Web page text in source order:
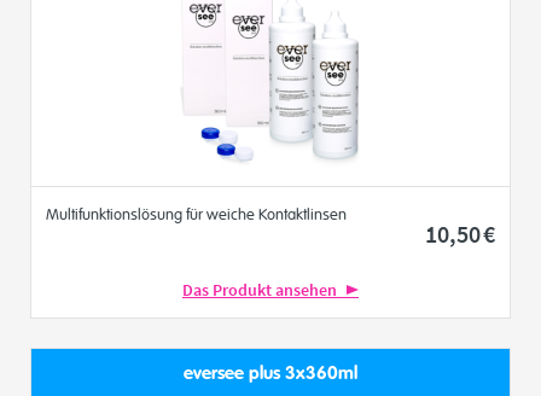
Multifunktionslösung für weiche Kontaktlinsen
10,50€
Das Produkt ansehen
eversee plus 3x360ml